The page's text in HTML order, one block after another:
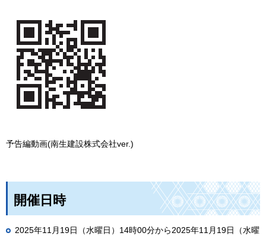
予告編動画(南生建設株式会社ver.)
開催日時
2025年11月19日（水曜日）14時00分から2025年11月19日（水曜